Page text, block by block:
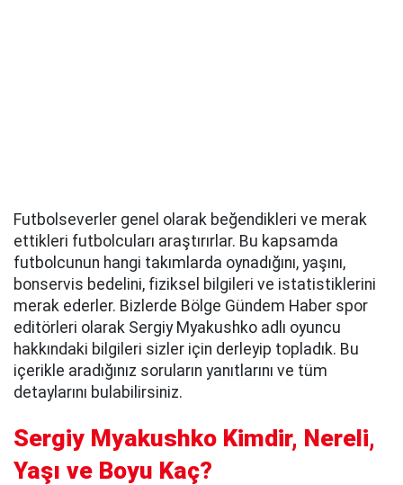
Futbolseverler genel olarak beğendikleri ve merak
ettikleri futbolcuları araştırırlar. Bu kapsamda
futbolcunun hangi takımlarda oynadığını, yaşını,
bonservis bedelini, fiziksel bilgileri ve istatistiklerini
merak ederler. Bizlerde Bölge Gündem Haber spor
editörleri olarak Sergiy Myakushko adlı oyuncu
hakkındaki bilgileri sizler için derleyip topladık. Bu
içerikle aradığınız soruların yanıtlarını ve tüm
detaylarını bulabilirsiniz.
Sergiy Myakushko Kimdir, Nereli,
Yaşı ve Boyu Kaç?